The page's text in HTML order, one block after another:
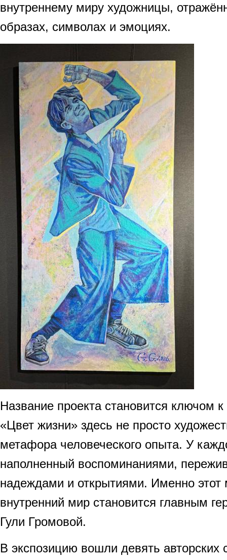
внутреннему миру художницы,
образах, символах и эмоциях.
Название проекта становится ключом
«Цвет жизни» здесь не просто
метафора человеческого опыта. У
наполненный воспоминаниями,
надеждами и открытиями. Именно этот
внутренний мир становится главным
Гули Громовой.
В экспозицию вошли девять авторских